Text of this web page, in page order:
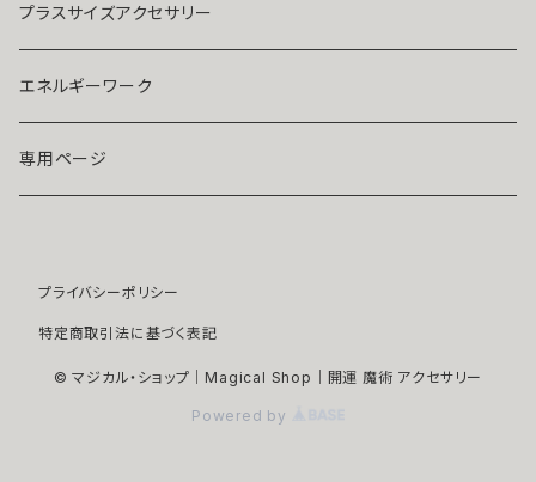
ストラップ・キーホルダー
マスクピアス
ブローチ
開運アイテム
浄化アイテム
プラチナ
ダイヤモンド
モアサナイト
パール
クリア
ブルー
レッド
ピンク
イエロー
プラスサイズアクセサリー
エネルギーワーク
専用ページ
プライバシーポリシー
特定商取引法に基づく表記
© マジカル・ショップ｜Magical Shop｜開運 魔術 アクセサリー
Powered by